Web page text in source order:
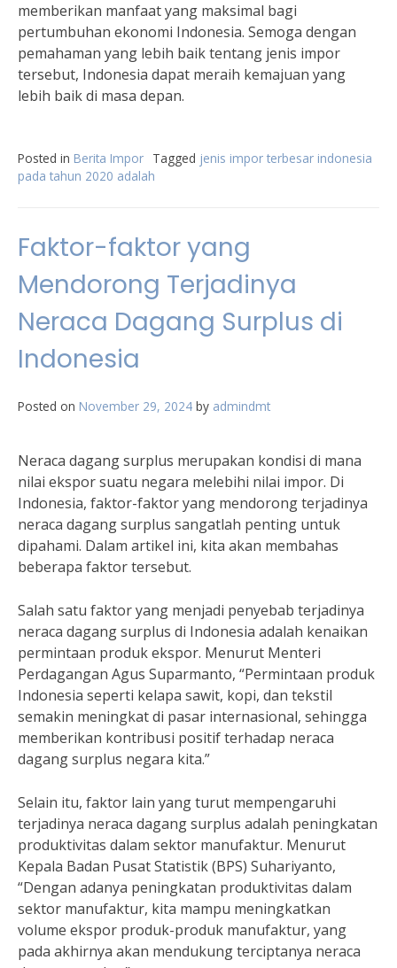
memberikan manfaat yang maksimal bagi
pertumbuhan ekonomi Indonesia. Semoga dengan
pemahaman yang lebih baik tentang jenis impor
tersebut, Indonesia dapat meraih kemajuan yang
lebih baik di masa depan.
Posted in Berita Impor Tagged jenis impor terbesar indonesia
pada tahun 2020 adalah
Faktor-faktor yang
Mendorong Terjadinya
Neraca Dagang Surplus di
Indonesia
Posted on November 29, 2024 by admindmt
Neraca dagang surplus merupakan kondisi di mana
nilai ekspor suatu negara melebihi nilai impor. Di
Indonesia, faktor-faktor yang mendorong terjadinya
neraca dagang surplus sangatlah penting untuk
dipahami. Dalam artikel ini, kita akan membahas
beberapa faktor tersebut.
Salah satu faktor yang menjadi penyebab terjadinya
neraca dagang surplus di Indonesia adalah kenaikan
permintaan produk ekspor. Menurut Menteri
Perdagangan Agus Suparmanto, “Permintaan produk
Indonesia seperti kelapa sawit, kopi, dan tekstil
semakin meningkat di pasar internasional, sehingga
memberikan kontribusi positif terhadap neraca
dagang surplus negara kita.”
Selain itu, faktor lain yang turut mempengaruhi
terjadinya neraca dagang surplus adalah peningkatan
produktivitas dalam sektor manufaktur. Menurut
Kepala Badan Pusat Statistik (BPS) Suhariyanto,
“Dengan adanya peningkatan produktivitas dalam
sektor manufaktur, kita mampu meningkatkan
volume ekspor produk-produk manufaktur, yang
pada akhirnya akan mendukung terciptanya neraca